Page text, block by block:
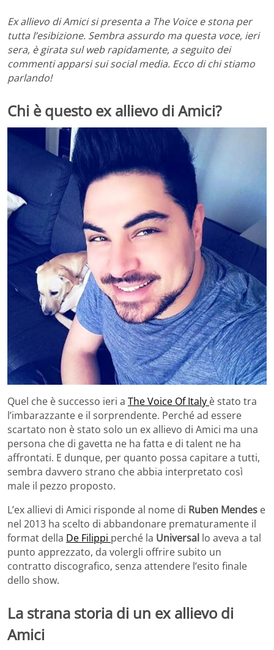
Ex allievo di Amici si presenta a The Voice e stona per
tutta l’esibizione. Sembra assurdo ma questa voce, ieri
sera, è girata sul web rapidamente, a seguito dei
commenti apparsi sui social media. Ecco di chi stiamo
parlando!
Chi è questo ex allievo di Amici?
Quel che è successo ieri a The Voice Of Italy è stato tra
l’imbarazzante e il sorprendente. Perché ad essere
scartato non è stato solo un ex allievo di Amici ma una
persona che di gavetta ne ha fatta e di talent ne ha
affrontati. E dunque, per quanto possa capitare a tutti,
sembra davvero strano che abbia interpretato così
male il pezzo proposto.
L’ex allievi di Amici risponde al nome di Ruben Mendes e
nel 2013 ha scelto di abbandonare prematuramente il
format della De Filippi perché la Universal lo aveva a tal
punto apprezzato, da volergli offrire subito un
contratto discografico, senza attendere l’esito finale
dello show.
La strana storia di un ex allievo di
Amici